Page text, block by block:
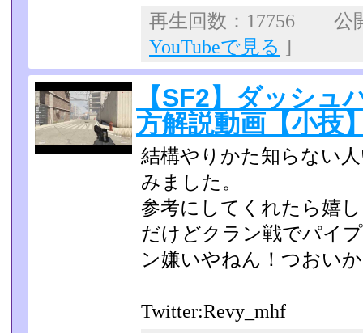
再生回数：17756 公
YouTubeで見る ]
【SF2】ダッシュ
方解説動画【小技
結構やりかた知らない
みました。
参考にしてくれたら嬉
だけどクラン戦でパイ
ン嫌いやねん！つおい
Twitter:Revy_mhf